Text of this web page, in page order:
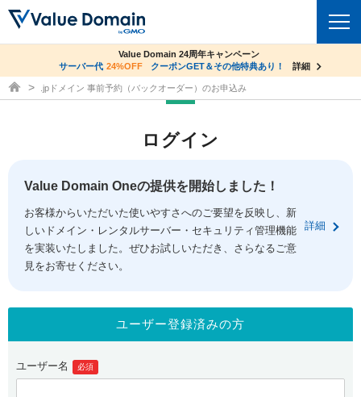
ドメイントップ
ドメイン移管
ドメイン価格一覧
ドメイン一括検索
.jpドメインオークション
gTLDオークション NEW!
.jpドメインバックオーダー
コアサーバー
バリューサーバー
XREA
セキュリティトップ
Value Domain ネットde診断
SSL証明書
サービストップ
お得意様割引
紹介制度
facebook
ログイン
co.jpドメイン✕コアサーバーV2ビジネス応援キャンペーン
サーバー料金1年間無料
詳細
Value Domain 24周年キャンペーン
サーバー代 24%OFF クーポンGET＆その他特典あり！ 詳細
ドメイン取得ならバリュードメイン
.jpドメイン 事前予約（バックオーダー）のお申込み
ログイン
Value Domain Oneの提供を開始しました！
お客様からいただいた使いやすさへのご要望を反映し、新
しいドメイン・レンタルサーバー・セキュリティ管理機能
を実装いたしました。ぜひお試しいただき、さらなるご意
見をお寄せください。
詳細
ユーザー登録済みの方
ユーザー名 必須